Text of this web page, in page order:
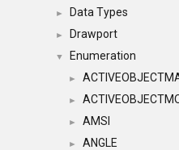
► Data Types
► Drawport
▼ Enumeration
►
►
► AMSI
► ANGLE